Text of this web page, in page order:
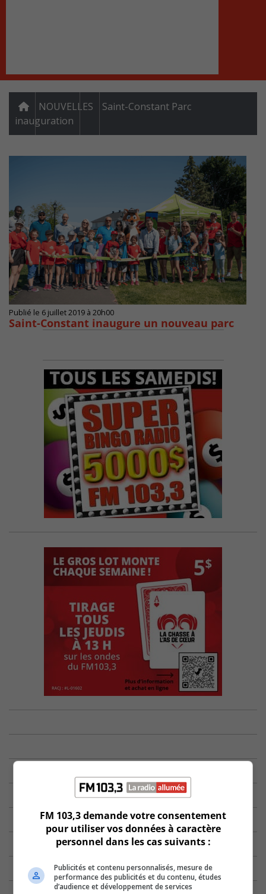
NOUVELLES
Saint-Constant Parc
inauguration
Publié le 6 juillet 2019 à 20h00
Saint-Constant inaugure un nouveau parc
FM 103,3 demande votre consentement
pour utiliser vos données à caractère
personnel dans les cas suivants :
Publicités et contenu personnalisés, mesure de
performance des publicités et du contenu, études
d’audience et développement de services